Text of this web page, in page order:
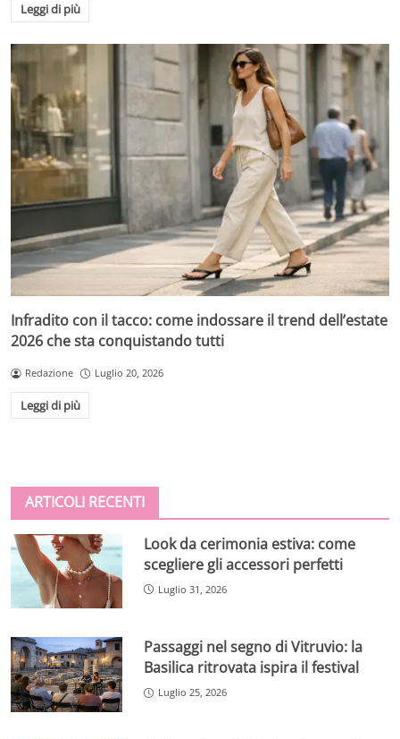
Leggi di più
Infradito con il tacco: come indossare il trend dell’estate
2026 che sta conquistando tutti
Redazione Luglio 20, 2026
Leggi di più
ARTICOLI RECENTI
Look da cerimonia estiva: come
scegliere gli accessori perfetti
Luglio 31, 2026
Passaggi nel segno di Vitruvio: la
Basilica ritrovata ispira il festival
Luglio 25, 2026